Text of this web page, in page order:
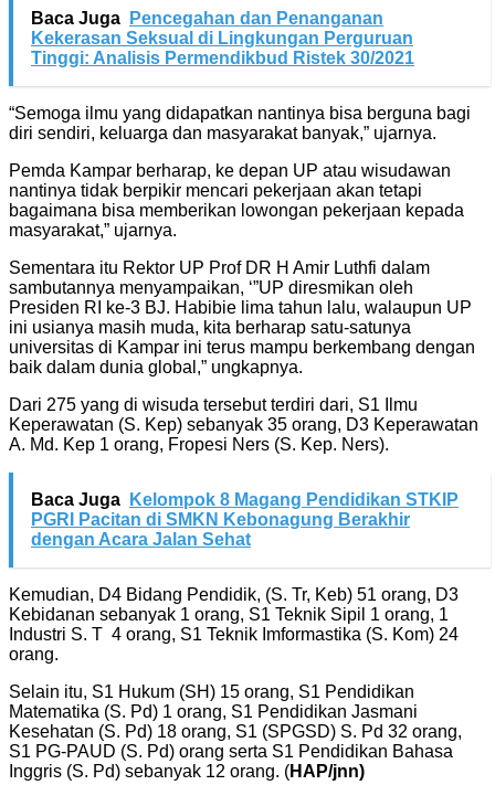
Baca Juga
Pencegahan dan Penanganan
Kekerasan Seksual di Lingkungan Perguruan
Tinggi: Analisis Permendikbud Ristek 30/2021
“Semoga ilmu yang didapatkan nantinya bisa berguna bagi
diri sendiri, keluarga dan masyarakat banyak,” ujarnya.
Pemda Kampar berharap, ke depan UP atau wisudawan
nantinya tidak berpikir mencari pekerjaan akan tetapi
bagaimana bisa memberikan lowongan pekerjaan kepada
masyarakat,” ujarnya.
Sementara itu Rektor UP Prof DR H Amir Luthfi dalam
sambutannya menyampaikan, ‘”UP diresmikan oleh
Presiden RI ke-3 BJ. Habibie lima tahun lalu, walaupun UP
ini usianya masih muda, kita berharap satu-satunya
universitas di Kampar ini terus mampu berkembang dengan
baik dalam dunia global,” ungkapnya.
Dari 275 yang di wisuda tersebut terdiri dari, S1 Ilmu
Keperawatan (S. Kep) sebanyak 35 orang, D3 Keperawatan
A. Md. Kep 1 orang, Fropesi Ners (S. Kep. Ners).
Baca Juga
Kelompok 8 Magang Pendidikan STKIP
PGRI Pacitan di SMKN Kebonagung Berakhir
dengan Acara Jalan Sehat
Kemudian, D4 Bidang Pendidik, (S. Tr, Keb) 51 orang, D3
Kebidanan sebanyak 1 orang, S1 Teknik Sipil 1 orang, 1
Industri S. T 4 orang, S1 Teknik Imformastika (S. Kom) 24
orang.
Selain itu, S1 Hukum (SH) 15 orang, S1 Pendidikan
Matematika (S. Pd) 1 orang, S1 Pendidikan Jasmani
Kesehatan (S. Pd) 18 orang, S1 (SPGSD) S. Pd 32 orang,
S1 PG-PAUD (S. Pd) orang serta S1 Pendidikan Bahasa
Inggris (S. Pd) sebanyak 12 orang. (HAP/jnn)